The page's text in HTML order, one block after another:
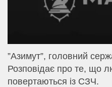
⁨”Азимут”, головний
Розповідає про те, що
повертаються із СЗЧ.